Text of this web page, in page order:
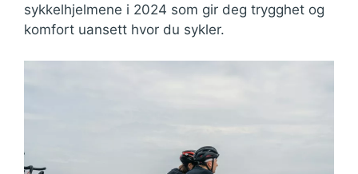
sykkelhjelmene i 2024 som gir deg trygghet og
komfort uansett hvor du sykler.